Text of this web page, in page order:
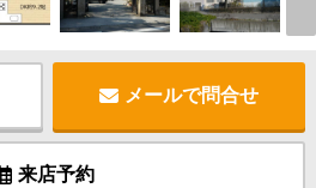
メールで問合せ
来店予約